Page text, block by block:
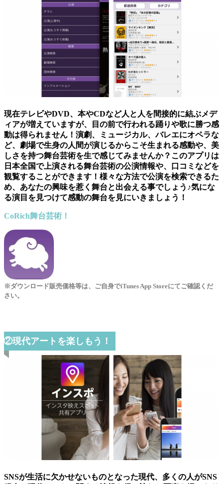
現在テレビやDVD、本やCDなど人と人を間接的に結ぶメデ
ィアが増えていますが、目の前で行われる踊りや歌に勝つ感
動は得られません！演劇、ミュージカル、バレエにオペラな
ど、劇場で生身の人間が演じるからこそ生まれる感動や、美
しさを持つ舞台芸術を生で感じてみませんか？このアプリは
日本全国で上演される舞台芸術の公演情報や、口コミなどを
観覧することができます！様々な方法で公演を検索できるた
め、あなたの興味を惹く舞台と出会える事でしょう♪気にな
る演目を見つけて感動の舞台を見にいきましょう！
CoRich舞台芸術！
※ダウンロード販売価格等は、ご自身でiTunes App Storeにてご確認くだ
さい。
②現代アートを楽しもう！
SNSが生活に欠かせないものとなった現代、多くの人がSNS